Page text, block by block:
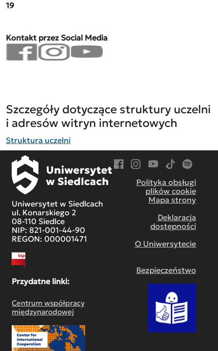
19
Kontakt przez Social Media
Szczegóły dotyczące struktury uczelni
i adresów witryn internetowych
Struktura uczelni
Uniwersytet w Siedlcach
ul. Konarskiego 2
08-110 Siedlce
NIP: 821-001-44-90
REGON: 000001471
Przydatne linki:
Centrum współpracy
międzynarodowej
Polityka obsługi
plików cookie
Mapa strony
Deklaracja
dostępności
O Uniwersytecie
Bezpieczeństwo